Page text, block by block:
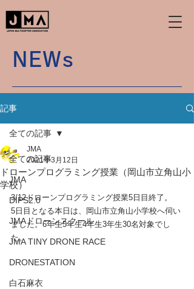
NEWs
記事
全ての記事
JMA
DIPS2.0
JMAドローンスクール
JMA TINY DRONE RACE
DRONESTATION
白石麻衣
全ての記事
ドローンプログラミング授業（岡山市立角山小
学校）
JMA
2021年3月12日
3/12ドローンプログラミング授業5日目終了。
5日目となる本日は、岡山市立角山小学校へ伺い
ました。6年生5年生4年生3年生30名対象でし
た。